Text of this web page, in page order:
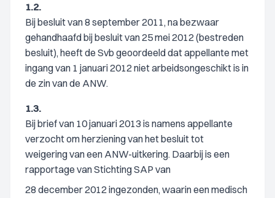
1.2.
Bij besluit van 8 september 2011, na bezwaar
gehandhaafd bij besluit van 25 mei 2012 (bestreden
besluit), heeft de Svb geoordeeld dat appellante met
ingang van 1 januari 2012 niet arbeidsongeschikt is in
de zin van de ANW.
1.3.
Bij brief van 10 januari 2013 is namens appellante
verzocht om herziening van het besluit tot
weigering van een ANW-uitkering. Daarbij is een
rapportage van Stichting SAP van
28 december 2012 ingezonden, waarin een medisch